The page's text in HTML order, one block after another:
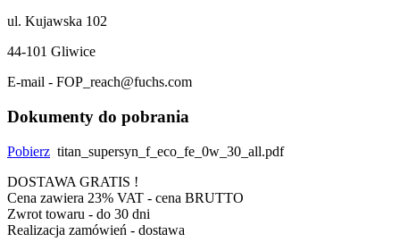
ul. Kujawska 102
44-101 Gliwice
E-mail - FOP_reach@fuchs.com
Dokumenty do pobrania
Pobierz titan_supersyn_f_eco_fe_0w_30_all.pdf
DOSTAWA GRATIS !
Cena zawiera 23% VAT - cena BRUTTO
Zwrot towaru - do 30 dni
Realizacja zamówień - dostawa